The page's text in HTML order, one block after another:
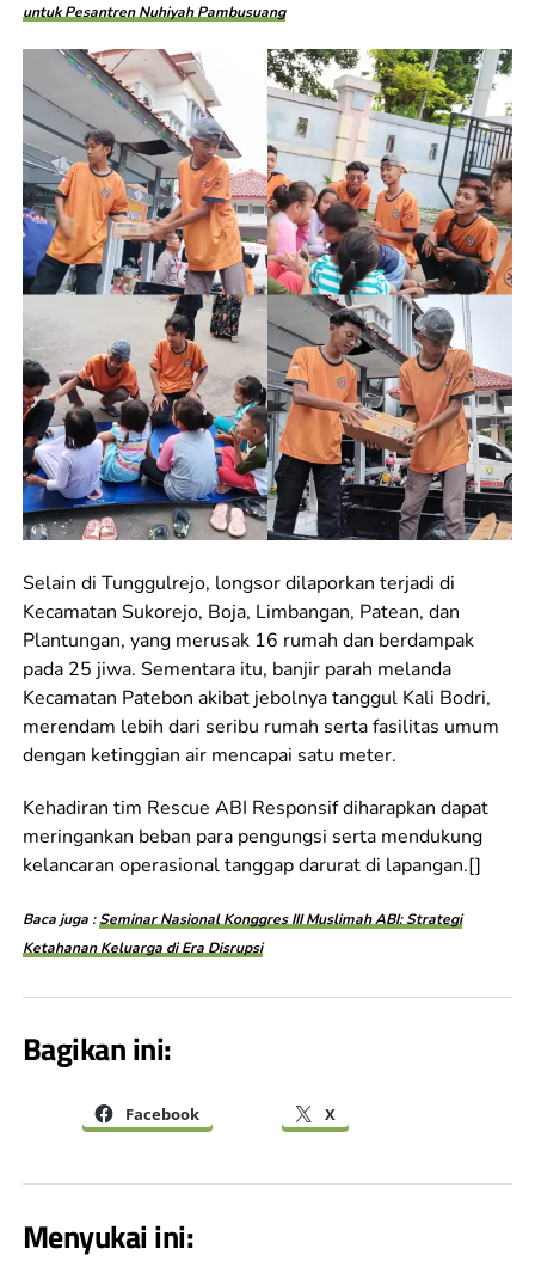
untuk Pesantren Nuhiyah Pambusuang
Selain di Tunggulrejo, longsor dilaporkan terjadi di
Kecamatan Sukorejo, Boja, Limbangan, Patean, dan
Plantungan, yang merusak 16 rumah dan berdampak
pada 25 jiwa. Sementara itu, banjir parah melanda
Kecamatan Patebon akibat jebolnya tanggul Kali Bodri,
merendam lebih dari seribu rumah serta fasilitas umum
dengan ketinggian air mencapai satu meter.
Kehadiran tim Rescue ABI Responsif diharapkan dapat
meringankan beban para pengungsi serta mendukung
kelancaran operasional tanggap darurat di lapangan.[]
Baca juga :Seminar Nasional Konggres III Muslimah ABI: Strategi
Ketahanan Keluarga di Era Disrupsi
Bagikan ini:
Facebook X
Menyukai ini: